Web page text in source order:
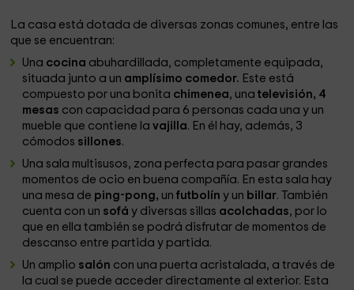
La casa está dotada de diversas zonas comunes, entre las
que se encuentran:
Una cocina abuhardillada, completamente equipada,
situada junto a un amplísimo comedor. Este está
compuesto por una bonita chimenea, unatelevisión, 4
mesas con capacidad para 6 personas cada una y un
mueble que contiene lavajilla. En él hay, además, 3
cómodos sillones.
Una sala multisusos, zona perfecta para pasar grandes
momentos de ocio en buena compañía. En esta sala hay
una mesa de ping-pong, unfutbolín y un billar. También
cuenta con un sofá y diversas sillas acolchadas, por lo
que en ella también se podrá disfrutar de momentos de
descanso entre partida y partida.
Un amplio salón con una puerta acristalada, a través de
la cual se puede acceder directamente al exterior. Esta